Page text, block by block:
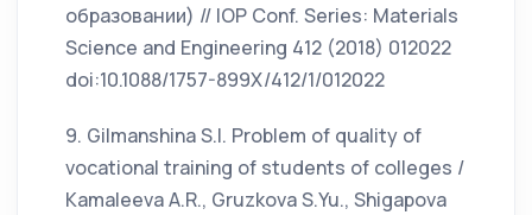
образовании) // IOP Conf. Series: Materials
Science and Engineering 412 (2018) 012022
doi:10.1088/1757-899X/412/1/012022
9. Gilmanshina S.I. Рroblem of quality of
vocational training of students of colleges /
Kamaleeva A.R., Gruzkova S.Yu., Shigapova